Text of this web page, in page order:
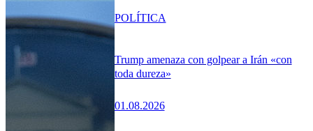
Trump amenaza con golpear a Irán «con
toda dureza»
01.08.2026
POLÍTICA